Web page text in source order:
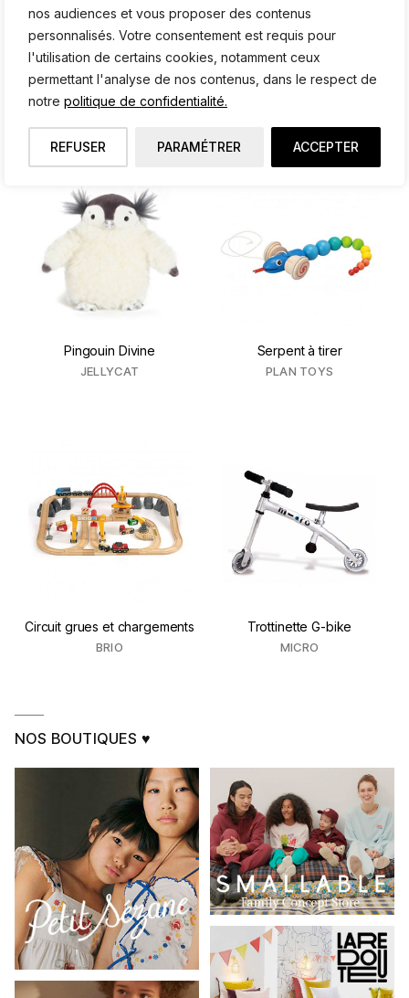
nos audiences et vous proposer des contenus
personnalisés. Votre consentement est requis pour
l'utilisation de certains cookies, notamment ceux
permettant l'analyse de nos contenus, dans le respect de
notre politique de confidentialité.
PARAMÉTRER
REFUSER ACCEPTER
Cabinet Médical
SYLVANIAN
Voiture Streamliner
Pingouin Divine
JELLYCAT
Serpent à tirer
PLAN TOYS
Circuit grues et chargements
BRIO
Trottinette G-bike
MICRO
NOS BOUTIQUES ♥